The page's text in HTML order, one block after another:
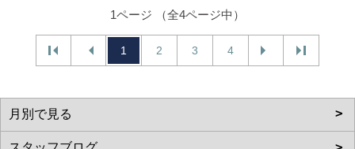
1ページ （全4ページ中）
1 2 3 4